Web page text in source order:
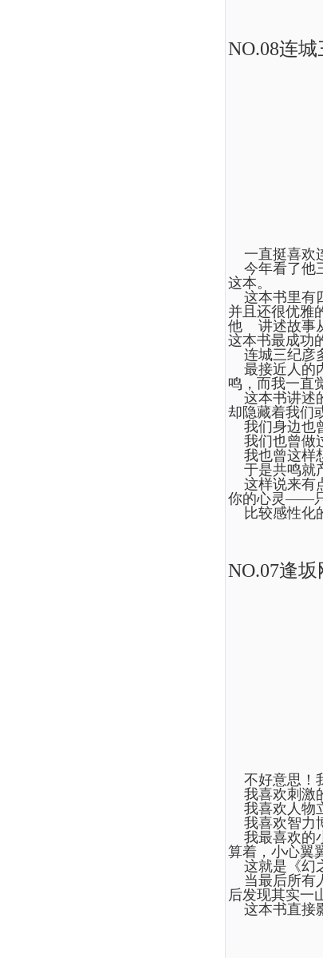
NO.08连城
一直挺喜欢
今年看了他
这本。
这本书里有
并且还很优雅
他 讲述故事
这本书最成功
连城三纪彦
最接近人的
鸣，而我一直
这本书讲述
却隐藏着我们
我们身边也
我们也曾做
我也曾这样
于是共鸣就
这样说来有
你的心灵——只
比较感性化
NO.07逢坂
不好意思！
我喜欢刺激
我喜欢人物
我喜欢智力
我最喜欢的
算着，小心翼
这就是《幻
当最后所有
后发现其实一
这本书直接